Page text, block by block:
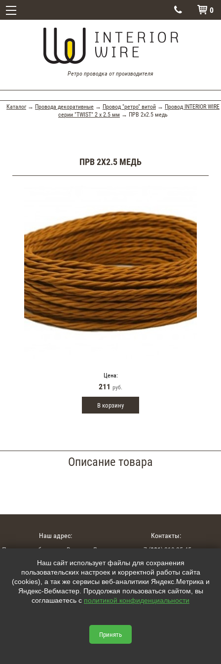
  0
Ретро проводка от производителя
Каталог→ Провода декоративные → Провод "ретро" витой → Провод INTERIOR WIRE
серии "TWIST" 2 х 2.5 мм → ПРВ 2х2.5 медь
ПРВ 2Х2.5 МЕДЬ
Цена:
211 руб.
В корзину
Описание товара
lumcity.ru © 2026
Наш адрес:
Псковская область, г. Великие Луки,
ул. Гагарина 127А
Контакты:
+7 (921) 210-25-45
+7 (911) 881-50-09
interior15@mail.ru
Наш сайт использует файлы для сохранения
пользовательских настроек и корректной работы сайта
(cookies), а так же сервисы веб-аналитики Яндекс.Метрика и
Яндекс-Вебмастер. Продолжая пользоваться сайтом, вы
соглашаетесь с политикой конфиденциальности
Принять